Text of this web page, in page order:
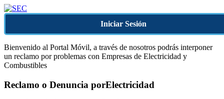
Iniciar Sesión
Bienvenido al Portal Móvil, a través de nosotros podrás interponer
un reclamo por problemas con Empresas de Electricidad y
Combustibles
Reclamo o Denuncia porElectricidad